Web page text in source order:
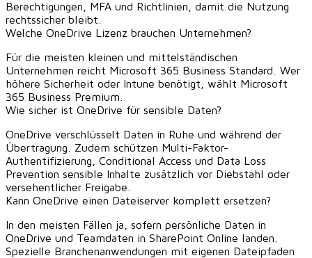
Berechtigungen, MFA und Richtlinien, damit die Nutzung
rechtssicher bleibt.
Welche OneDrive Lizenz brauchen Unternehmen?
Für die meisten kleinen und mittelständischen
Unternehmen reicht Microsoft 365 Business Standard. Wer
höhere Sicherheit oder Intune benötigt, wählt Microsoft
365 Business Premium.
Wie sicher ist OneDrive für sensible Daten?
OneDrive verschlüsselt Daten in Ruhe und während der
Übertragung. Zudem schützen Multi-Faktor-
Authentifizierung, Conditional Access und Data Loss
Prevention sensible Inhalte zusätzlich vor Diebstahl oder
versehentlicher Freigabe.
Kann OneDrive einen Dateiserver komplett ersetzen?
In den meisten Fällen ja, sofern persönliche Daten in
OneDrive und Teamdaten in SharePoint Online landen.
Spezielle Branchenanwendungen mit eigenen Dateipfaden